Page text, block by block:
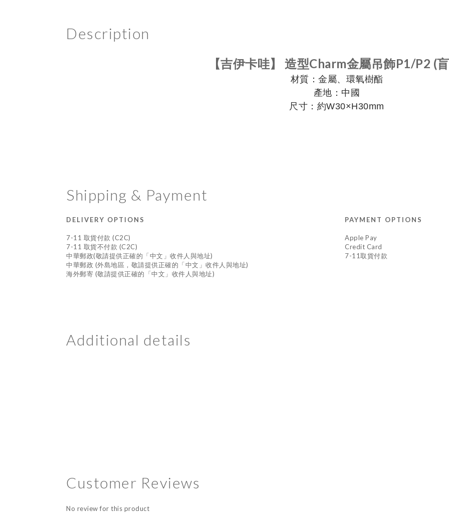
Description
【吉伊卡哇】 造型Charm金屬吊飾P1/P2 (
材質：金屬、環氧樹酯
產地：中國
尺寸：約W30×H30mm
Shipping & Payment
DELIVERY OPTIONS
7-11 取貨付款 (C2C)
7-11 取貨不付款 (C2C)
中華郵政(敬請提供正確的「中文」收件人與地址)
中華郵政 (外島地區，敬請提供正確的「中文」收件人與地址)
海外郵寄 (敬請提供正確的「中文」收件人與地址)
PAYMENT OPTIONS
Apple Pay
Credit Card
7-11取貨付款
Additional details
Customer Reviews
No review for this product